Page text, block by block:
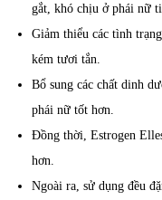
gắt, khó chịu ở phái nữ
Giảm thiểu các tình
kém tươi tắn.
Bổ sung các chất dinh
phái nữ tốt hơn.
Đồng thời, Estrogen
hơn.
Ngoài ra, sử dụng đều